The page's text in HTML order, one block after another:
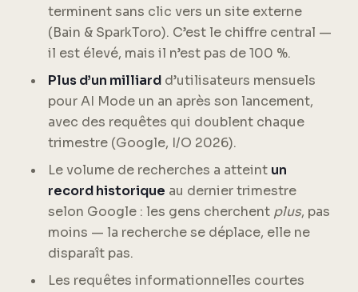
terminent sans clic vers un site externe
(Bain & SparkToro). C’est le chiffre central —
il est élevé, mais il n’est pas de 100 %.
Plus d’un milliard d’utilisateurs mensuels
pour AI Mode un an après son lancement,
avec des requêtes qui doublent chaque
trimestre (Google, I/O 2026).
Le volume de recherches a atteint un
record historique au dernier trimestre
selon Google : les gens cherchent plus, pas
moins — la recherche se déplace, elle ne
disparaît pas.
Les requêtes informationnelles courtes